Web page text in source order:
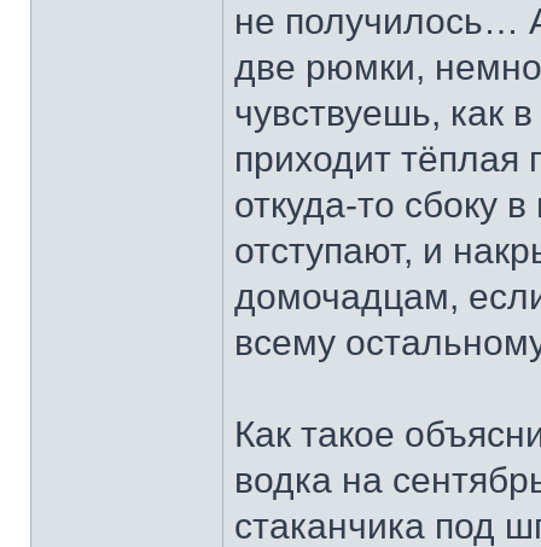
не получилось…
две рюмки,
чувствуешь, как
приходит
откуда-то сбоку
отступают, и
домочадцам,
всему
Как такое
водка на
стаканчика под